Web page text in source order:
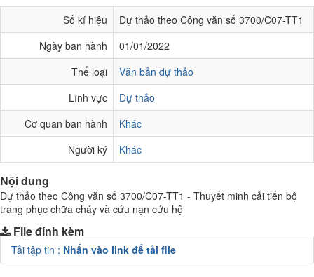
Số kí hiệu
Dự thảo theo Công văn số 3700/C07-TT1
Ngày ban hành
01/01/2022
Thể loại
Văn bản dự thảo
Lĩnh vực
Dự thảo
Cơ quan ban hành
Khác
Người ký
Khác
Nội dung
Dự thảo theo Công văn số 3700/C07-TT1 - Thuyết minh cải tiến bộ
trang phục chữa cháy và cứu nạn cứu hộ
File đính kèm
Tải tập tin : Nhấn vào link để tải file